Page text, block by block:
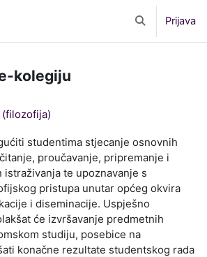
Toggle search
Prijava
kolegiju
studentima stjecanje osnovnih
proučavanje, pripremanje i
istraživanja te upoznavanje s
pristupa unutar općeg okvira
i diseminacije. Uspješno
će izvršavanje predmetnih
studiju, posebice na
konačne rezultate studentskog rada